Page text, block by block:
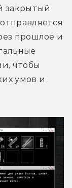
закрытый
прошлое и
чтобы
умов и